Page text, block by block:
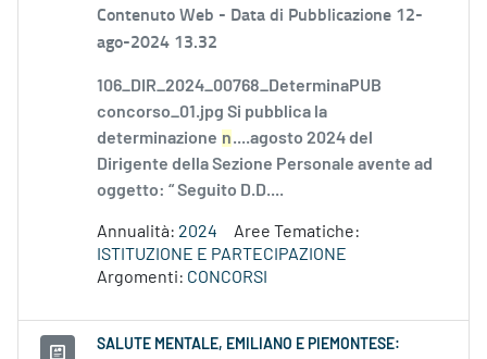
Contenuto Web - Data di Pubblicazione 12-
ago-2024 13.32
106_DIR_2024_00768_DeterminaPUB
concorso_01.jpg Si pubblica la
determinazione n....agosto 2024 del
Dirigente della Sezione Personale avente ad
oggetto: “ Seguito D.D....
Annualità: 2024
Aree Tematiche:
ISTITUZIONE E PARTECIPAZIONE
Argomenti: CONCORSI
SALUTE MENTALE, EMILIANO E PIEMONTESE: